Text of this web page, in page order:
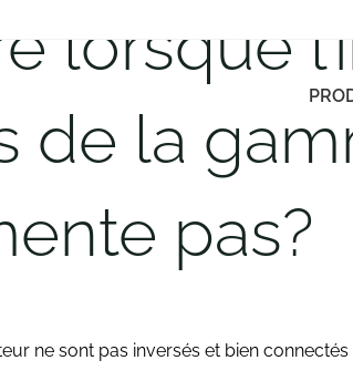
lorsque
de la
pas?
ne sont pas inversés et bien